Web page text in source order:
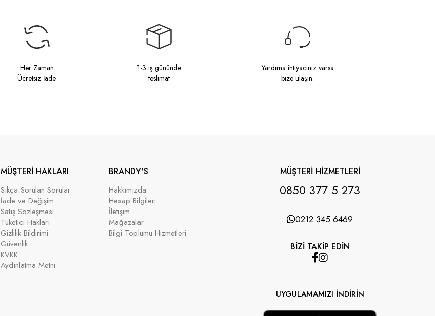
Her Zaman
Ücretsiz İade
1-3 iş gününde
teslimat
Yardıma ihtiyacınız varsa
bize ulaşın.
MÜŞTERİ HAKLARI
Sıkça Sorulan Sorular
İade ve Değişim
Satış Sözleşmesi
Tüketici Hakları
Gizlilik Bildirimi
Güvenlik
KVKK
Aydınlatma Metni
BRANDY'S
Hakkımızda
Hesap Bilgileri
İletişim
Mağazalar
Bilgi Toplumu Hizmetleri
MÜŞTERİ HİZMETLERİ
0850 377 5 273
0212 345 6469
BİZİ TAKİP EDİN
UYGULAMAMIZI İNDİRİN